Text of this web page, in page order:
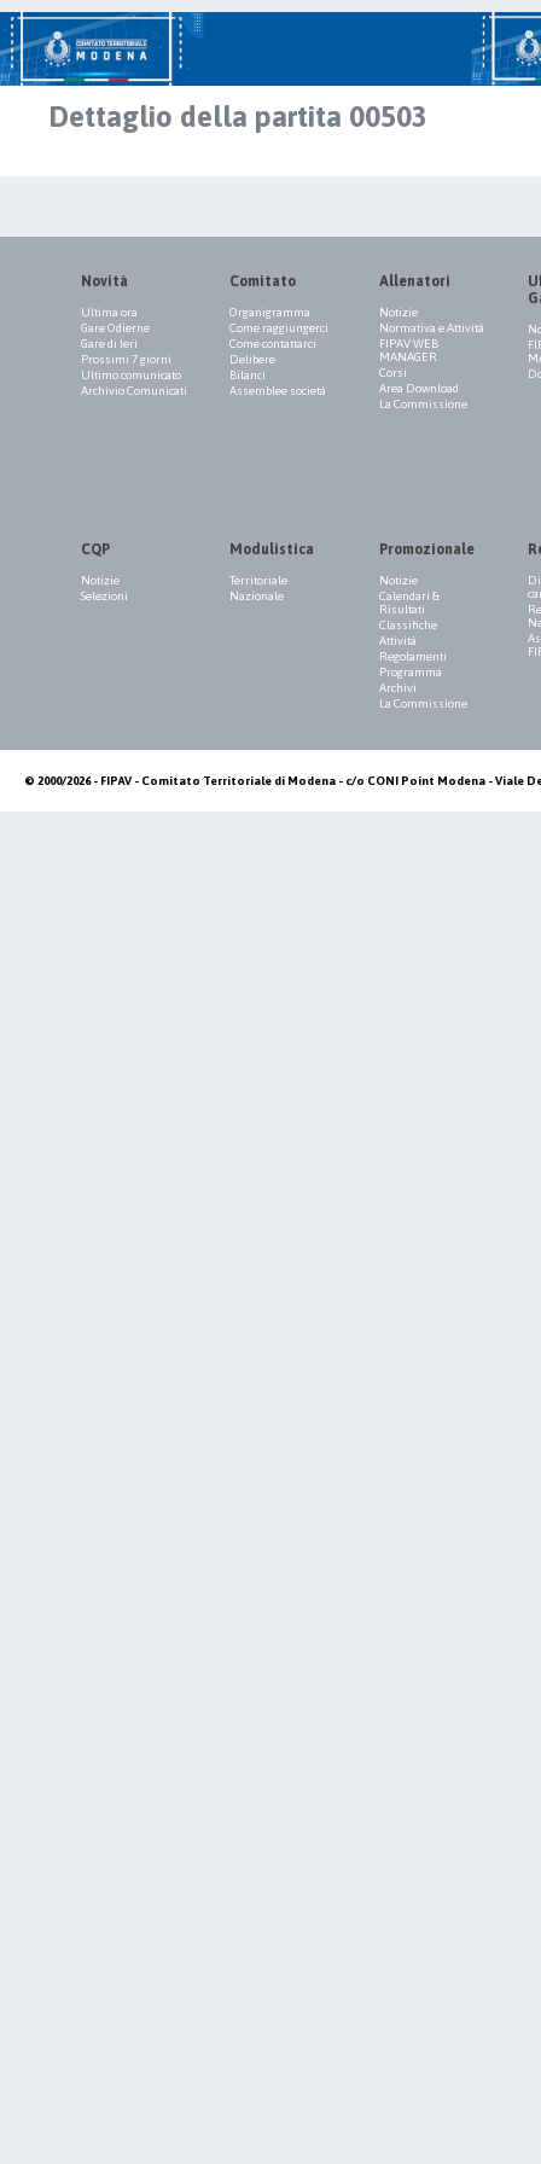
Dettaglio della partita 00503
Novità
Ultima ora
Gare Odierne
Gare di Ieri
Prossimi 7 giorni
Ultimo comunicato
Archivio Comunicati
Comitato
Organigramma
Come raggiungerci
Come contattarci
Delibere
Bilanci
Assemblee società
Allenatori
Notizie
Normativa e Attività
FIPAV WEB
MANAGER
Corsi
Area Download
La Commissione
CQP
Notizie
Selezioni
Modulistica
Territoriale
Nazionale
Promozionale
Notizie
Calendari &
Risultati
Classifiche
Attività
Regolamenti
Programma
Archivi
La Commissione
© 2000/2026 - FIPAV - Comitato Territoriale di Modena - c/o CONI Point Modena - Viale